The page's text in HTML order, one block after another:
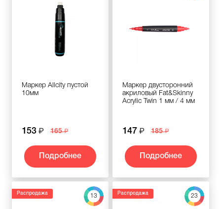
Маркер Allcity пустой
10мм
153 165
Подробнее
Маркер двусторонний
акриловый Fat&Skinny
Acrylic Twin 1 мм / 4 мм
147 185
Подробнее
13
Распродажа 23
Распродажа